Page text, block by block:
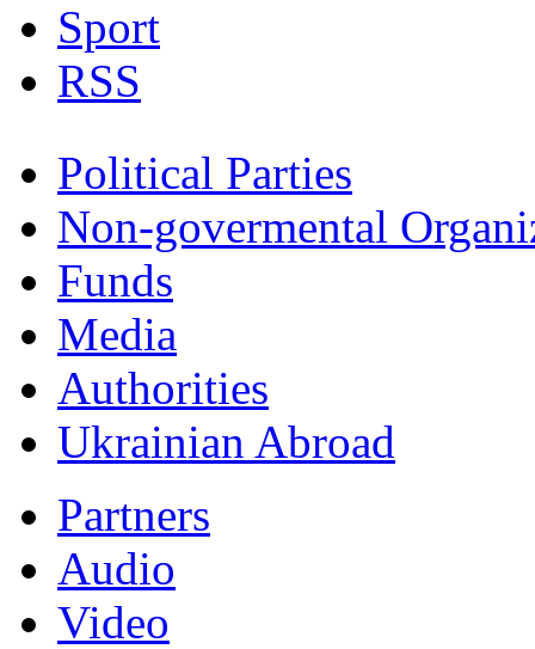
Sport
RSS
Political Parties
Non-govermental
Funds
Мedia
Authorities
Ukrainian Abroad
Partners
Audio
Video